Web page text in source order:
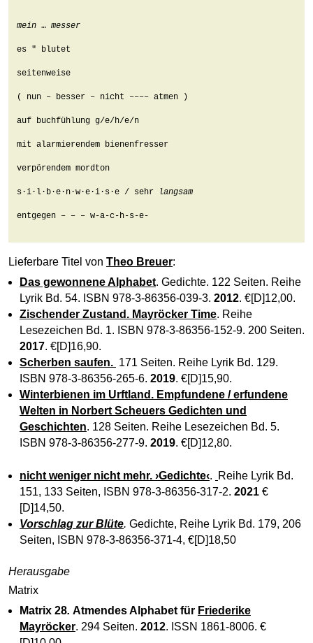
mein … messer
es " blutet
seitenweise
( nun – besser – nicht –––– atmen )
auf buchfühlung g/e/h/e/n
mit alarmierendem bienenfresser
verpörendem mordton
s·i·l·b·e·n·w·e·i·s·e / sehr langsam
entgegen – – – w-a-c-h-s-e-
Lieferbare Titel von Theo Breuer:
Das gewonnene Alphabet. Gedichte. 122 Seiten. Reihe
Lyrik Bd. 54. ISBN 978-3-86356-039-3. 2012. €[D]12,00.
Zischender Zustand. Mayröcker Time. Reihe
Lesezeichen Bd. 1. ISBN 978-3-86356-152-9. 200 Seiten.
2017. €[D]16,90.
Scherben saufen. 171 Seiten. Reihe Lyrik Bd. 129.
ISBN 978-3-86356-265-6. 2019. €[D]15,90.
Winterbienen im Urftland.Empfundene / erfundene
Welten in Norbert Scheuers Gedichten und
Geschichten. 128 Seiten. Reihe Lesezeichen Bd. 5.
ISBN 978-3-86356-277-9. 2019. €[D]12,80.
nicht weniger nicht mehr. ›Gedichte‹.
Reihe Lyrik Bd.
151, 133 Seiten, ISBN 978-3-86356-317-2. 2021€
[D]14,50.
Vorschlag zur Blüte. Gedichte, Reihe Lyrik Bd. 179, 206
Seiten, ISBN 978-3-86356-371-4, €[D]18,50
Herausgabe
Matrix
Matrix 28. Atmendes Alphabet für Friederike
Mayröcker. 294 Seiten. 2012. ISSN 1861-8006. €